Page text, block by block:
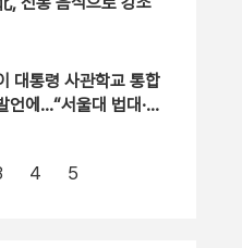
대통령 사관학교 통합
언에…“서울대 법대·충
4 5